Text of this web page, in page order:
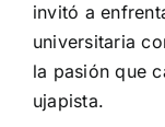
invitó a
universitaria
la pasión que
ujapista.